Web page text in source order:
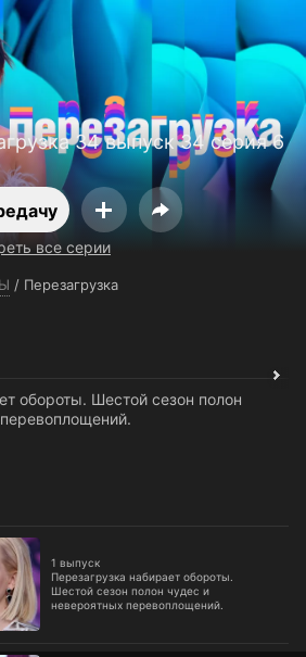
34 выпуск 34 серия 6
все серии
/ Перезагрузка
обороты. Шестой сезон полон
1 выпуск
Перезагрузка набирает обороты.
Шестой сезон полон чудес и
невероятных перевоплощений.
10 92
Открыть приложение